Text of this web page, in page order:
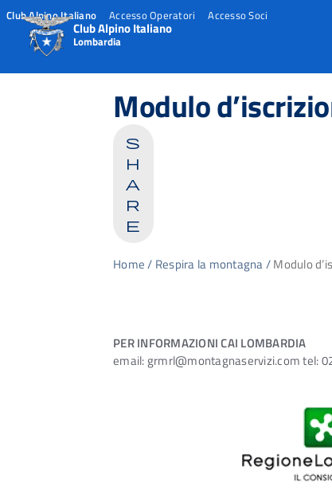
Club Alpino Italiano Accesso Operatori Accesso Soci
Club Alpino Italiano
Lombardia
Modulo
s
h
a
r
e
Home/ Respira la montagna/Modulo
PER INFORMAZIONI CAI LOMBARDIA
email: grmrl@montagnaservizi.com tel: